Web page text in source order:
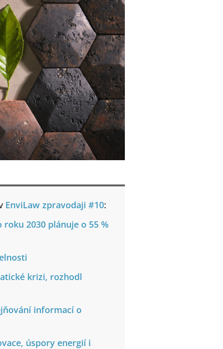
EnviLaw zpravodaji #10:
2030 plánuje o 55 %
krizi, rozhodl
informací o
úspory energií i